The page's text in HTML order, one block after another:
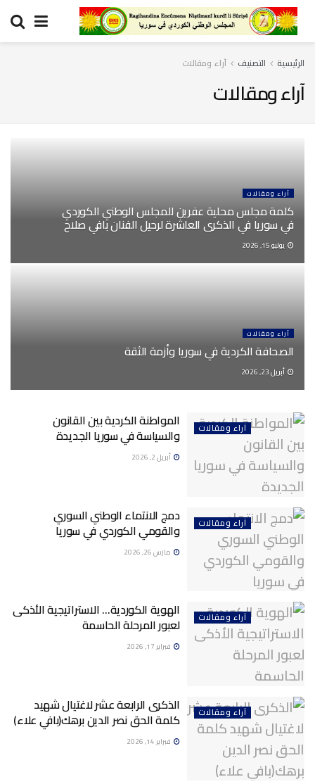
الرئيسية التصنيف آراء ومقالات
آراء ومقالات
آراء ومقالات
كلمة مجلس محلية عفرين للمجلس الوطني الكوردي
في سوريا في الذكرى العاشرة لرحيل الفنان بافي صلاح
يوليو 15, 2026
آراء ومقالات
الصحافة الكردية في سوريا وأزمة الثقة
أبريل 23, 2026
آراء ومقالات المواطنة الكردية بين القانون
والسياسة في سوريا الجديدة
أبريل 2, 2026
آراء ومقالات دمج الانتماء الوطني السوري
والقومي الكوردي في سوريا
مارس 26, 2026
آراء ومقالات الهوية الكوردية… الاستراتيجية الأذكى
لعبور المرحلة الحاسمة
فبراير 17, 2026
آراء ومقالات الذكرى الرابعة عشر لاغتيال شهيد
كلمة الحق نصر الدين برهك(بافي علاء)
فبراير 14, 2026